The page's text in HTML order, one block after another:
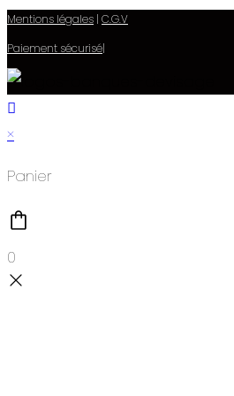
Mentions légales | C.G.V
Paiement sécurisé|
×
Panier
0